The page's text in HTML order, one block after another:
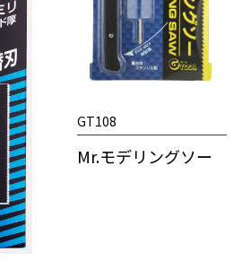
GT108
Mr.モデリングソー